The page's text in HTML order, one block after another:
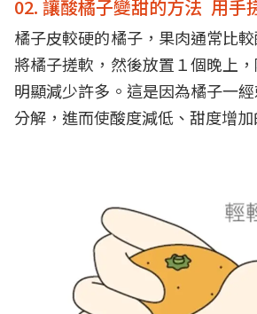
02. 讓酸橘子變甜的方法 用手
橘子皮較硬的橘子，果肉通常比
將橘子搓軟，然後放置１個晚上
明顯減少許多。這是因為橘子一
分解，進而使酸度減低、甜度增加